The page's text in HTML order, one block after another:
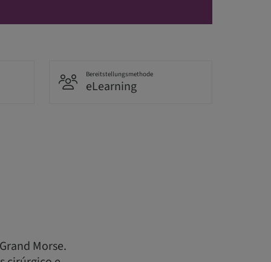
Bereitstellungsmethode
eLearning
Morse.